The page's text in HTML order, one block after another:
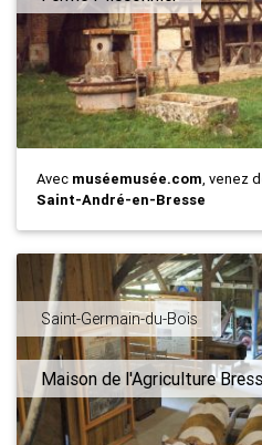
Avec muséemusée.com, venez
Saint-André-en-Bresse
Saint-Germain-du-Bois
Maison de l'Agriculture